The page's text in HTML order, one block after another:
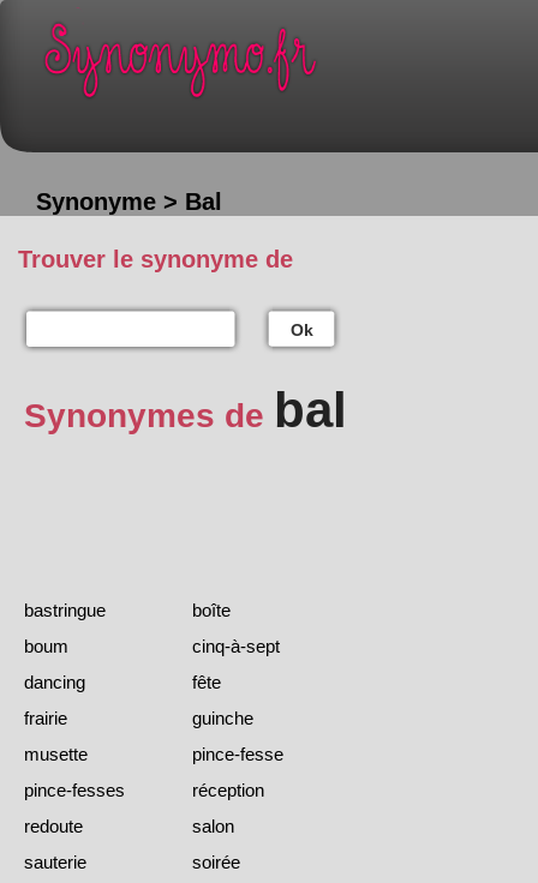
Synonyme > Bal
Trouver le synonyme de
Ok
Synonymes de bal
bastringue
boîte
boum
cinq-à-sept
dancing
fête
frairie
guinche
musette
pince-fesse
pince-fesses
réception
redoute
salon
sauterie
soirée